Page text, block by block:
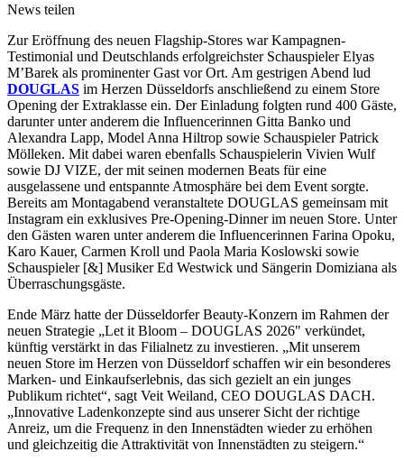
News teilen
Zur Eröffnung des neuen Flagship-Stores war Kampagnen-
Testimonial und Deutschlands erfolgreichster Schauspieler Elyas
M’Barek als prominenter Gast vor Ort. Am gestrigen Abend lud
DOUGLAS im Herzen Düsseldorfs anschließend zu einem Store
Opening der Extraklasse ein. Der Einladung folgten rund 400 Gäste,
darunter unter anderem die Influencerinnen Gitta Banko und
Alexandra Lapp, Model Anna Hiltrop sowie Schauspieler Patrick
Mölleken. Mit dabei waren ebenfalls Schauspielerin Vivien Wulf
sowie DJ VIZE, der mit seinen modernen Beats für eine
ausgelassene und entspannte Atmosphäre bei dem Event sorgte.
Bereits am Montagabend veranstaltete DOUGLAS gemeinsam mit
Instagram ein exklusives Pre-Opening-Dinner im neuen Store. Unter
den Gästen waren unter anderem die Influencerinnen Farina Opoku,
Karo Kauer, Carmen Kroll und Paola Maria Koslowski sowie
Schauspieler [&] Musiker Ed Westwick und Sängerin Domiziana als
Überraschungsgäste.
Ende März hatte der Düsseldorfer Beauty-Konzern im Rahmen der
neuen Strategie „Let it Bloom – DOUGLAS 2026" verkündet,
künftig verstärkt in das Filialnetz zu investieren. „Mit unserem
neuen Store im Herzen von Düsseldorf schaffen wir ein besonderes
Marken- und Einkaufserlebnis, das sich gezielt an ein junges
Publikum richtet“, sagt Veit Weiland, CEO DOUGLAS DACH.
„Innovative Ladenkonzepte sind aus unserer Sicht der richtige
Anreiz, um die Frequenz in den Innenstädten wieder zu erhöhen
und gleichzeitig die Attraktivität von Innenstädten zu steigern.“